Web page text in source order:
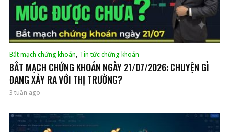
Bắt mạch chứng khoán, Tin tức chứng khoán
BẮT MẠCH CHỨNG KHOÁN NGÀY 21/07/2026: CHUYỆN GÌ
ĐANG XẢY RA VỚI THỊ TRƯỜNG?
3 tuần ago